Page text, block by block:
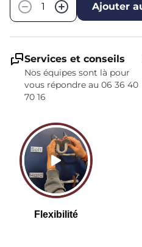
−
+ Ajouter
Services et conseils
Nos équipes sont là pour
vous répondre au 06 36 40
70 16